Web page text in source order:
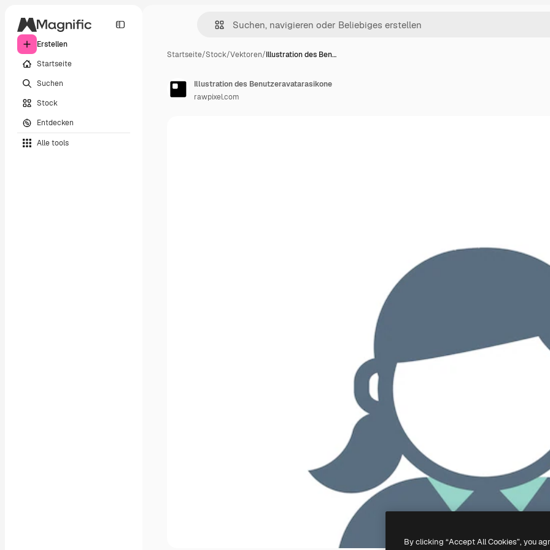
Erstellen
Startseite
Suchen
Stock
Entdecken
Alle tools
Startseite/Stock/Vektoren/Illustration des Ben…
Illustration des Benutzeravatarasikone
rawpixel.com
By clicking “Accept All Cookies”, you